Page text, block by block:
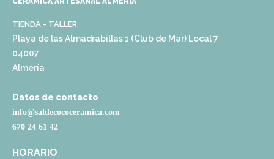
TIENDA - TALLER
Playa de las Almadrabillas 1 (Club de Mar) Local 7
04007
Almería
Datos de contacto
info@saldecococeramica.com
670 24 61 42
HORARIO